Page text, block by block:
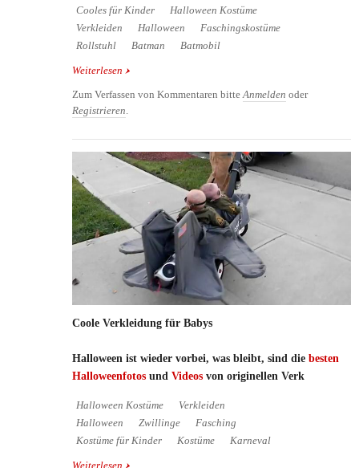
Cooles für Kinder
Halloween Kostüme
Verkleiden
Halloween
Faschingskostüme
Rollstuhl
Batman Batmobil
Weiterlesen über Carter in seinem Batmobil
Zum Verfassen von Kommentaren bitteAnmelden oder
Registrieren.
Coole Verkleidung für Babys
Halloween ist wieder vorbei, was bleibt, sind die besten
Halloweenfotos und Videos von originellen Verk
Halloween Kostüme
Verkleiden
Halloween
Zwillinge
Fasching
Kostüme für Kinder
Kostüme Karneval
Weiterlesen über Coole Verkleidung für Babys